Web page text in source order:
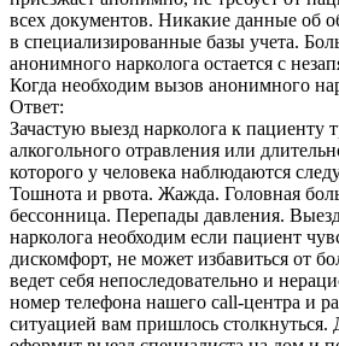
всех документов. Никакие данные об
в специализированные базы учета.
анонимного нарколога остается с
Когда необходим вызов анонимного
Ответ:
Зачастую выезд нарколога к пациенту
алкогольного отравления или
которого у человека наблюдаются
Тошнота и рвота. Жажда. Головная
бессонница. Перепады давления.
нарколога необходим если пациент
дискомфорт, не может избавиться от
ведет себя непоследовательно и
номер телефона нашего call-центра и
ситуацией вам пришлось